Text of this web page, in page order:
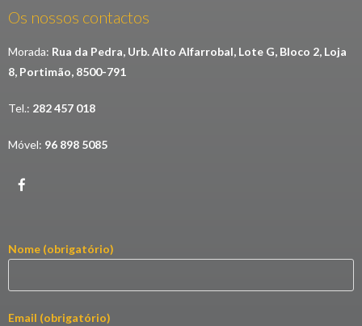
Os nossos contactos
Morada: Rua da Pedra, Urb. Alto Alfarrobal, Lote G, Bloco 2, Loja
8, Portimão, 8500-791
Tel.: 282 457 018
Móvel: 96 898 5085
Nome (obrigatório)
Email (obrigatório)